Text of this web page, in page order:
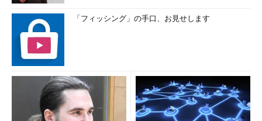
「フィッシング」の手口、お見せします